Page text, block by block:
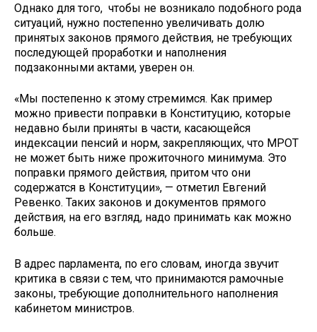
Однако для того, чтобы не возникало подобного рода
ситуаций, нужно постепенно увеличивать долю
принятых законов прямого действия, не требующих
последующей проработки и наполнения
подзаконными актами, уверен он.
«Мы постепенно к этому стремимся. Как пример
можно привести поправки в Конституцию, которые
недавно были приняты в части, касающейся
индексации пенсий и норм, закрепляющих, что МРОТ
не может быть ниже прожиточного минимума. Это
поправки прямого действия, притом что они
содержатся в Конституции», — отметил Евгений
Ревенко. Таких законов и документов прямого
действия, на его взгляд, надо принимать как можно
больше.
В адрес парламента, по его словам, иногда звучит
критика в связи с тем, что принимаются рамочные
законы, требующие дополнительного наполнения
кабинетом министров.